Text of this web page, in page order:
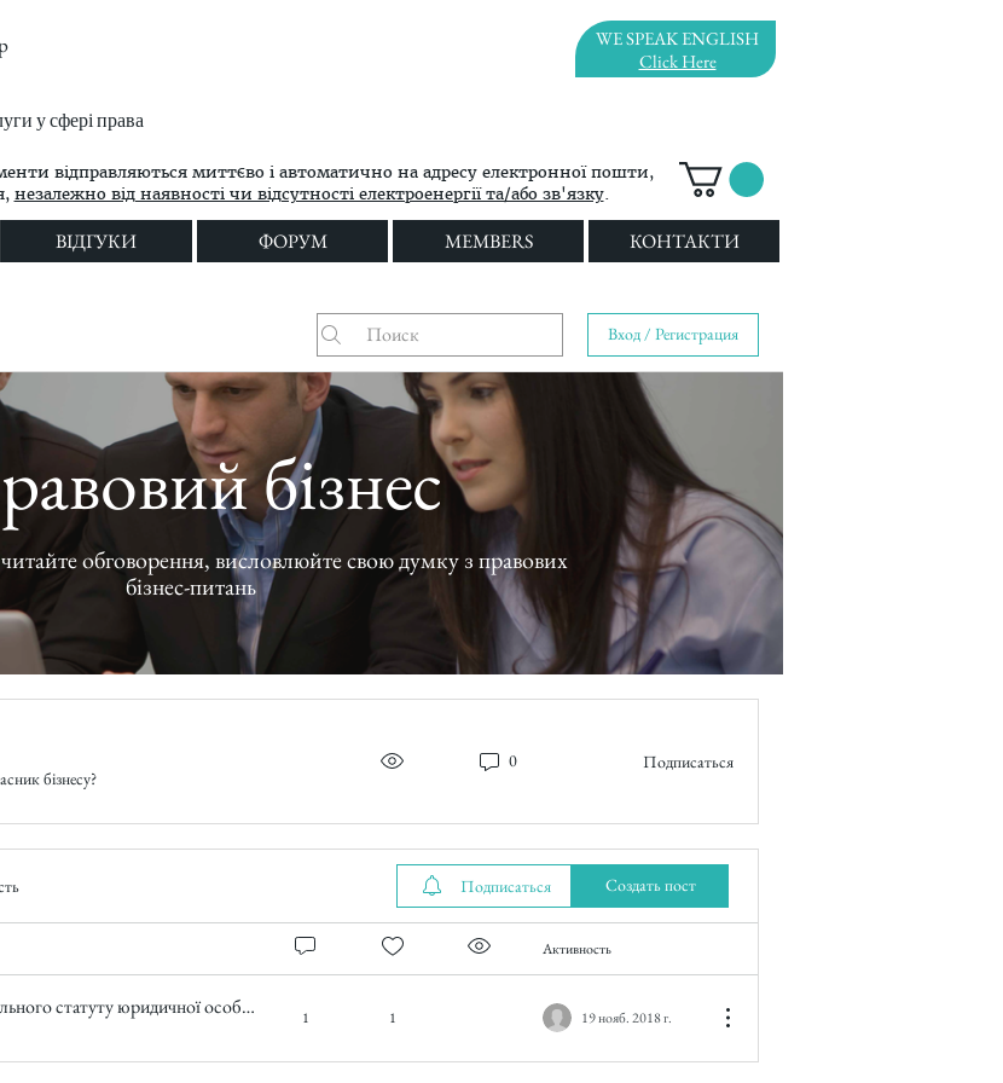
у сфері права
WE SPEAK ENGLISH
Click Here
відправляються миттєво і автоматично на адресу електронної пошти,
незалежно від наявності чи відсутності електроенергії та/або зв'язку.
ВІДГУКИ ФОРУМ MEMBERS КОНТАКТИ
Вход / Регистрация
бізнес
думку з правових
бізнес-питань
бізнесу?
0 Подписаться
Подписаться Создать пост
Активность
Дуже цікавить питання щодо статуту та модельного статуту юридичної особи. Чи відрізняються вони один від одного? 1 1 19 нояб. 2018 г.